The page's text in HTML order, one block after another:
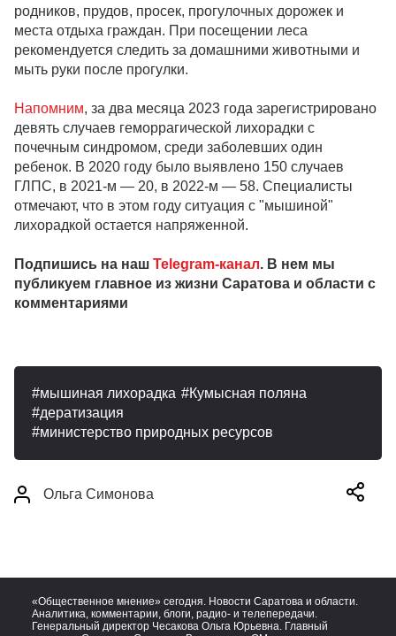
родников, прудов, просек, прогулочных дорожек и
места отдыха граждан. При посещении леса
рекомендуется следить за домашними животными и
мыть руки после прогулки.
Напомним, за два месяца 2023 года зарегистрировано
девять случаев геморрагической лихорадки с
почечным синдромом, среди заболевших один
ребенок. В 2020 году было выявлено 150 случаев
ГЛПС, в 2021-м — 20, в 2022-м — 58. Специалисты
отмечают, что в этом году ситуация с "мышиной"
лихорадкой остается напряженной.
Подпишись на наш Telegram-канал. В нем мы
публикуем главное из жизни Саратова и области с
комментариями
мышиная лихорадка
Кумысная поляна
дератизация
министерство природных ресурсов
Ольга Симонова
«Общественное мнение» сегодня. Новости Саратова и области.
Аналитика, комментарии, блоги, радио- и телепередачи.
Генеральный директор Чесакова Ольга Юрьевна. Главный